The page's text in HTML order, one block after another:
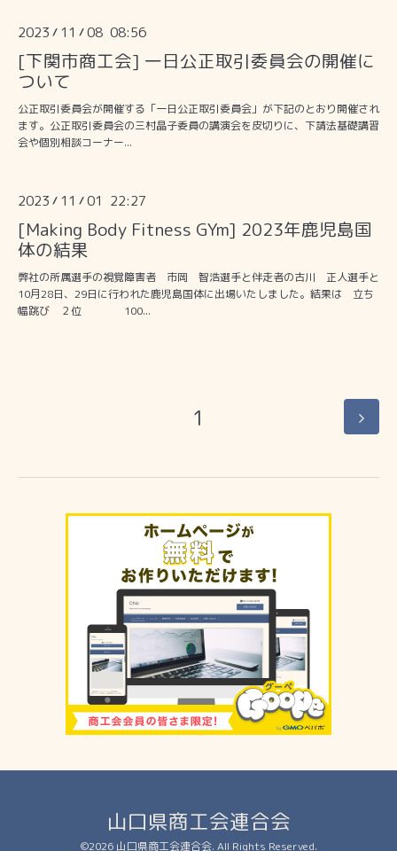
2023 / 11 /08 08:56
[下関市商工会] 一日公正取引委員会の開催に
ついて
公正取引委員会が開催する「一日公正取引委員会」が下記のとおり開催され
ます。公正取引委員会の三村晶子委員の講演会を皮切りに、下請法基礎講習
会や個別相談コーナー...
2023 / 11 /01 22:27
[Making Body Fitness GYm] 2023年鹿児島国
体の結果
弊社の所属選手の視覚障害者 市岡 智浩選手と伴走者の古川 正人選手と
10月28日、29日に行われた鹿児島国体に出場いたしました。結果は 立ち
幅跳び ２位 100...
1
山口県商工会連合会
©2026 山口県商工会連合会. All Rights Reserved.